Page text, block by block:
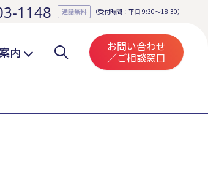
1148 通話無料 （受付時間：平日 9:30～18:30）
内 お問い合わせ
／ご相談窓口